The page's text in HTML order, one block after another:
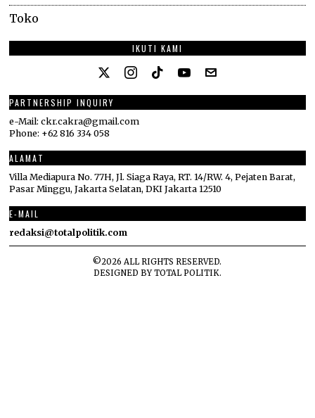
Toko
IKUTI KAMI
PARTNERSHIP INQUIRY
e-Mail: ckr.cakra@gmail.com
Phone: +62 816 334 058
ALAMAT
Villa Mediapura No. 77H, Jl. Siaga Raya, RT. 14/RW. 4, Pejaten Barat,
Pasar Minggu, Jakarta Selatan, DKI Jakarta 12510
E-MAIL
redaksi@totalpolitik.com
©2026 ALL RIGHTS RESERVED.
DESIGNED BYTOTAL POLITIK.